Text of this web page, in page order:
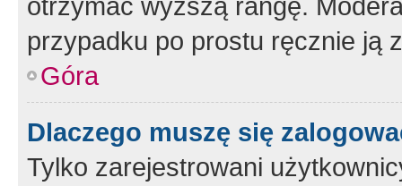
przypadku po prostu ręcznie ją
Góra
Dlaczego muszę się
Tylko zarejestrowani